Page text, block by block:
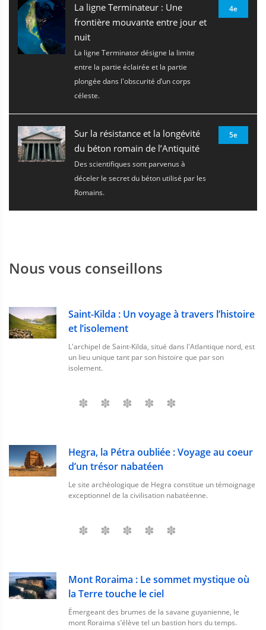
La ligne Terminateur : Une
frontière mouvante entre jour et
nuit
La ligne Terminator désigne la limite
entre la partie éclairée et la partie
plongée dans l'obscurité d’un corps
céleste.
4e
Sur la résistance et la longévité
du béton romain de l’Antiquité
Des scientifiques sont parvenus à
déceler le secret du béton utilisé par les
Romains.
5e
Nous vous conseillons
Saint-Kilda : Un voyage à travers l’histoire
et l’isolement
L'archipel de Saint-Kilda, situé dans l'Atlantique nord, est
un lieu unique tant par son histoire que par son
isolement.
Hegra, la Pétra oubliée : Voyage au coeur
d’un trésor nabatéen
Le site archéologique de Hegra constitue un témoignage
exceptionnel de la civilisation nabatéenne.
Mont Roraima : Le sommet mystique où
la Terre touche le ciel
Émergeant des brumes de la savane guyanienne, le
mont Roraima s’élève tel un bastion hors du temps.